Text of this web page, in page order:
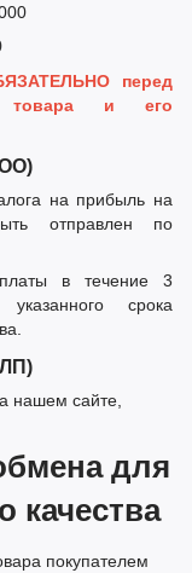
перед
товара и его
на прибыль на
отправлен по
в течение 3
срока
нашем сайте,
для
качества
покупателем